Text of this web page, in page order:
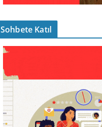
Sohbete Katıl